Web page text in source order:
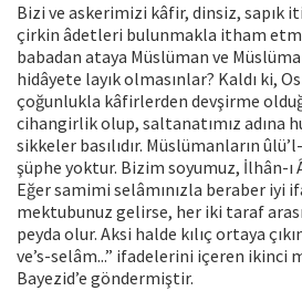
Bizi ve askerimizi kâfir, dinsiz, sapık
çirkin âdetleri bulunmakla itham
babadan ataya Müslüman ve
hidâyete layık olmasınlar? Kaldı ki,
çoğunlukla kâfirlerden devşirme
cihangirlik olup, saltanatımız adına
sikkeler basılıdır. Müslümanların
şüphe yoktur. Bizim soyumuz, İlhân-ı
Eğer samimi selâmınızla beraber iyi
mektubunuz gelirse, her iki taraf
peyda olur. Aksi halde kılıç ortaya
ve’s-selâm...” ifadelerini içeren ikinci
Bayezid’e göndermiştir.